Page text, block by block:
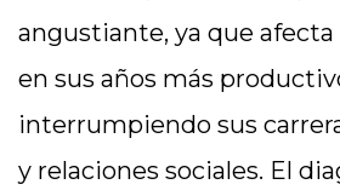
angustiante, ya que afecta
en sus años más
interrumpiendo sus
y relaciones sociales. El